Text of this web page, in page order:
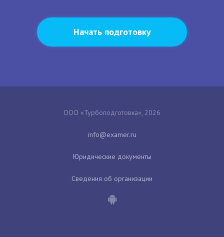
Начать подготовку
ООО «Турбоподготовка», 2026
Юридические документы
Сведения об организации